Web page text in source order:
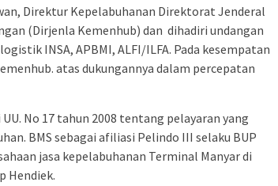
Direktur Kepelabuhanan Direktorat Jenderal
(Dirjenla Kemenhub) dan dihadiri undangan
INSA, APBMI, ALFI/ILFA. Pada kesempatan
atas dukungannya dalam percepatan
No 17 tahun 2008 tentang pelayaran yang
BMS sebagai afiliasi Pelindo III selaku BUP
jasa kepelabuhanan Terminal Manyar di
Hendiek.